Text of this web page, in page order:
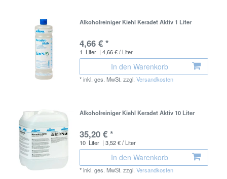
Alkoholreiniger Kiehl Keradet Aktiv 1 Liter
4,66 € *
1 Liter | 4,66 € / Liter
In den Warenkorb
*inkl. ges. MwSt. zzgl.Versandkosten
Alkoholreiniger Kiehl Keradet Aktiv 10 Liter
35,20 € *
10 Liter | 3,52 € / Liter
In den Warenkorb
*inkl. ges. MwSt. zzgl.Versandkosten